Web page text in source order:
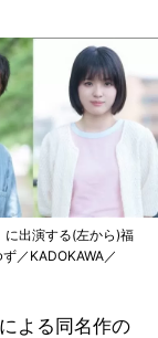
に出演する(左から)福
／KADOKAWA／
よる同名作の